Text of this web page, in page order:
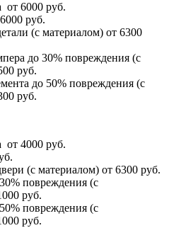
от 6000 руб.
руб.
(с материалом) от 6300
до 30% повреждения (с
руб.
до 50% повреждения (с
руб.
от 4000 руб.
(с материалом) от 6300 руб.
повреждения (с
руб.
повреждения (с
руб.